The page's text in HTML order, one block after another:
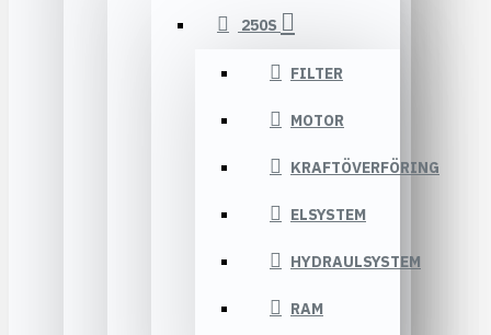
250S
FILTER
MOTOR
KRAFTÖVERFÖRING
ELSYSTEM
HYDRAULSYSTEM
RAM